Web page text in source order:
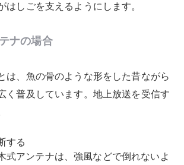
、留めてある金具類も外し、降ろしや
、パラボラアンテナと呼ばれる円盤状
手すりに取り付けられていれば、素人